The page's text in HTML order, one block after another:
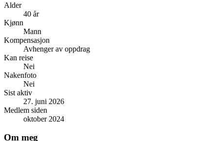
Alder
40 år
Kjønn
Mann
Kompensasjon
Avhenger av oppdrag
Kan reise
Nei
Nakenfoto
Nei
Sist aktiv
27. juni 2026
Medlem siden
oktober 2024
Om meg